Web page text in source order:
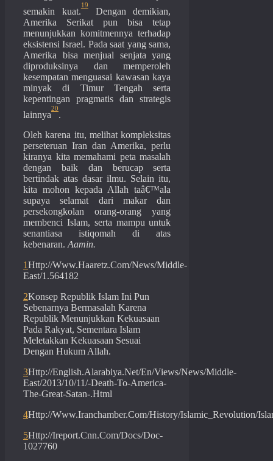
semakin kuat.
19
Dengan demikian,
Amerika Serikat pun bisa tetap
menunjukkan komitmennya terhadap
eksistensi Israel. Pada saat yang sama,
Amerika bisa menjual senjata yang
diproduksinya dan memperoleh
kesempatan menguasai kawasan kaya
minyak di Timur Tengah serta
kepentingan pragmatis dan strategis
lainnya
20
.
Oleh karena itu, melihat kompleksitas
perseteruan Iran dan Amerika, perlu
kiranya kita memahami peta masalah
dengan baik dan berucap serta
bertindak atas dasar ilmu. Selain itu,
kita mohon kepada Allah taâ€™ala
supaya selamat dari makar dan
persekongkolan orang-orang yang
membenci Islam, serta mampu untuk
senantiasa istiqomah di atas
kebenaran.Aamin.
1Http://Www.Haaretz.Com/News/Middle-
East/1.564182
2Konsep Republik Islam Ini Pun
Sebenarnya Bermasalah Karena
Republik Menunjukkan Kekuasaan
Pada Rakyat, Sementara Islam
Meletakkan Kekuasaan Sesuai
Dengan Hukum Allah.
3Http://English.Alarabiya.Net/En/Views/News/Middle-
East/2013/10/11/-Death-To-America-
The-Great-Satan-.Html
4Http://Www.Iranchamber.Com/History/Islamic_Revolution/
5Http://Ireport.Cnn.Com/Docs/Doc-
1027760